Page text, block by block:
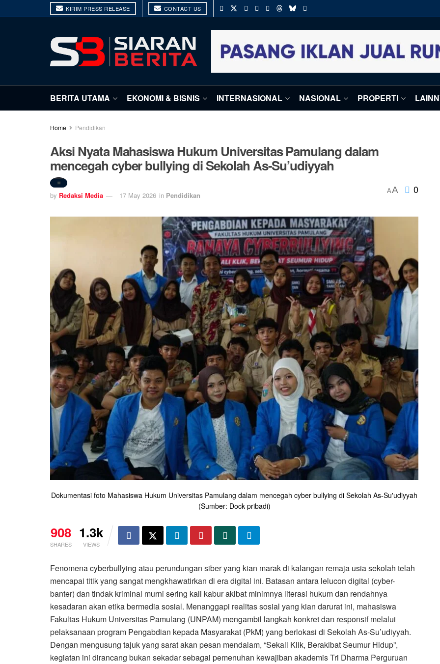
KIRIM PRESS RELEASE CONTACT US
BERITA UTAMA EKONOMI & BISNIS INTERNASIONAL NASIONAL PROPERTI
Home Pendidikan
Aksi Nyata Mahasiswa Hukum Universitas Pamulang dalam
mencegah cyber bullying di Sekolah As-Su’udiyyah
by Redaksi Media 17 May 2026 in Pendidikan AA 0
Dokumentasi foto Mahasiswa Hukum Universitas Pamulang dalam mencegah cyber bullying di Sekolah As-Su'udiyyah
(Sumber: Dock pribadi)
908
SHARES
1.3k
VIEWS
Fenomena cyberbullying atau perundungan siber yang kian marak di kalangan remaja usia sekolah telah
mencapai titik yang sangat mengkhawatirkan di era digital ini. Batasan antara lelucon digital (cyber-
banter) dan tindak kriminal murni sering kali kabur akibat minimnya literasi hukum dan rendahnya
kesadaran akan etika bermedia sosial. Menanggapi realitas sosial yang kian darurat ini, mahasiswa
Fakultas Hukum Universitas Pamulang (UNPAM) mengambil langkah konkret dan responsif melalui
pelaksanaan program Pengabdian kepada Masyarakat (PkM) yang berlokasi di Sekolah As-Su’udiyyah.
Dengan mengusung tajuk yang sarat akan pesan mendalam, “Sekali Klik, Berakibat Seumur Hidup”,
kegiatan ini dirancang bukan sekadar sebagai pemenuhan kewajiban akademis Tri Dharma Perguruan